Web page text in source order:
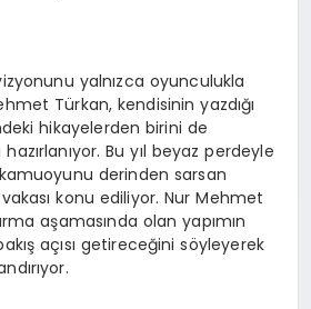
yalnızca oyunculukla
Türkan, kendisinin yazdığı
hikayelerden birini de
Bu yıl beyaz perdeyle
derinden sarsan
konu ediliyor. Nur Mehmet
aşamasında olan yapımın
açısı getireceğini söyleyerek